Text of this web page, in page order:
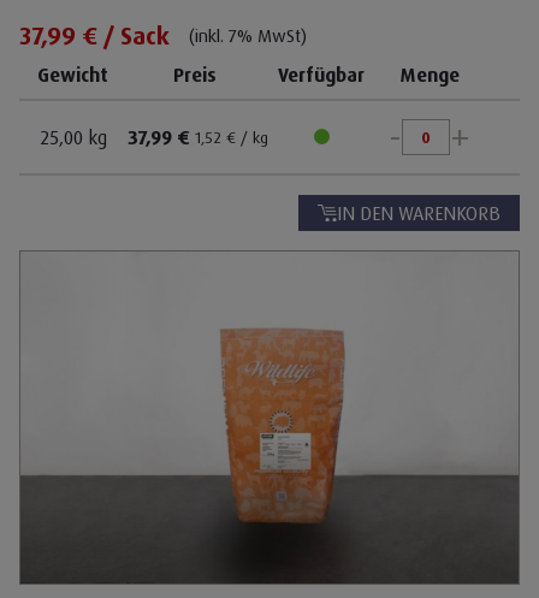
37,99 € / Sack (inkl. 7% MwSt)
Gewicht Preis Verfügbar Menge
25,00 kg 37,99 € 1,52 € / kg - +
IN DEN WARENKORB